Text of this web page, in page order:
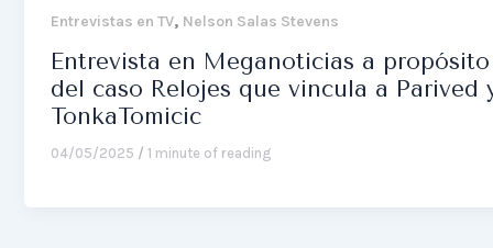
Entrevistas en TV, Nelson Salas Stevens
Entrevista en Meganoticias a propósito
del caso Relojes que vincula a Parived
TonkaTomicic
04/05/2025 / 1 minute of reading